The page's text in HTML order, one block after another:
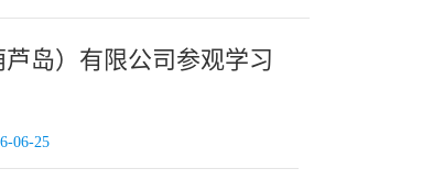
岛）有限公司参观学习
06-25